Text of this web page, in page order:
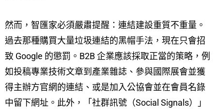
然而，智匯家必須嚴肅提醒：連結建設重質不重量。
過去那種購買大量垃圾連結的黑帽手法，現在只會招
致 Google 的懲罰。B2B 企業應該採取正當的策略，例
如投稿專業技術文章到產業雜誌、參與國際展會並獲
得主辦方官網的連結、或是加入公協會並在會員名錄
中留下網址。此外，「社群訊號（Social Signals）」